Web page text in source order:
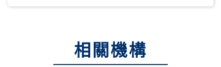
相關機構